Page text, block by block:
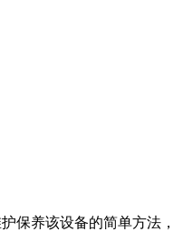
保养该设备的简单方法，